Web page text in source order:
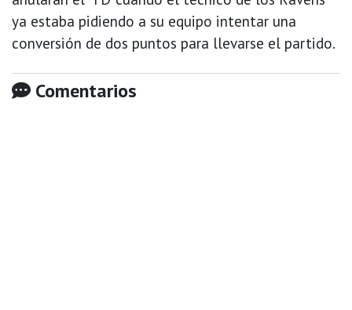
ya estaba pidiendo a su equipo intentar una
conversión de dos puntos para llevarse el partido.
Comentarios